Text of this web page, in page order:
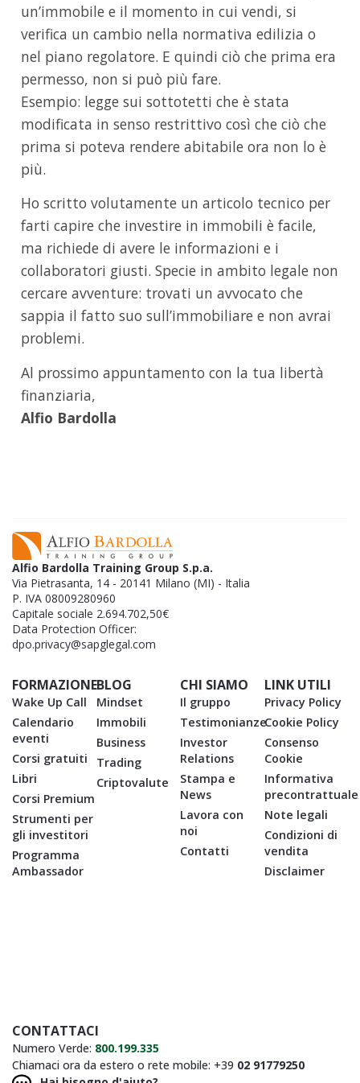
un’immobile e il momento in cui vendi, si
verifica un cambio nella normativa edilizia o
nel piano regolatore. E quindi ciò che prima era
permesso, non si può più fare.
Esempio: legge sui sottotetti che è stata
modificata in senso restrittivo così che ciò che
prima si poteva rendere abitabile ora non lo è
più.
Ho scritto volutamente un articolo tecnico per
farti capire che investire in immobili è facile,
ma richiede di avere le informazioni e i
collaboratori giusti. Specie in ambito legale non
cercare avventure: trovati un avvocato che
sappia il fatto suo sull’immobiliare e non avrai
problemi.
Al prossimo appuntamento con la tua libertà
finanziaria,
Alfio Bardolla
Alfio Bardolla Training Group S.p.a.
Via Pietrasanta, 14 - 20141 Milano (MI) - Italia
P. IVA 08009280960
Capitale sociale 2.694.702,50€
Data Protection Officer:
dpo.privacy@sapglegal.com
FORMAZIONE
Wake Up Call
Calendario
eventi
Corsi gratuiti
Libri
Corsi Premium
Strumenti per
gli investitori
Programma
Ambassador
BLOG
Mindset
Immobili
Business
Trading
Criptovalute
CHI SIAMO
Il gruppo
Testimonianze
Investor
Relations
Stampa e
News
Lavora con
noi
Contatti
LINK UTILI
Privacy Policy
Cookie Policy
Consenso
Cookie
Informativa
precontrattuale
Note legali
Condizioni di
vendita
Disclaimer
CONTATTACI
Numero Verde: 800.199.335
Chiamaci ora da estero o rete mobile: +39 02 91779250